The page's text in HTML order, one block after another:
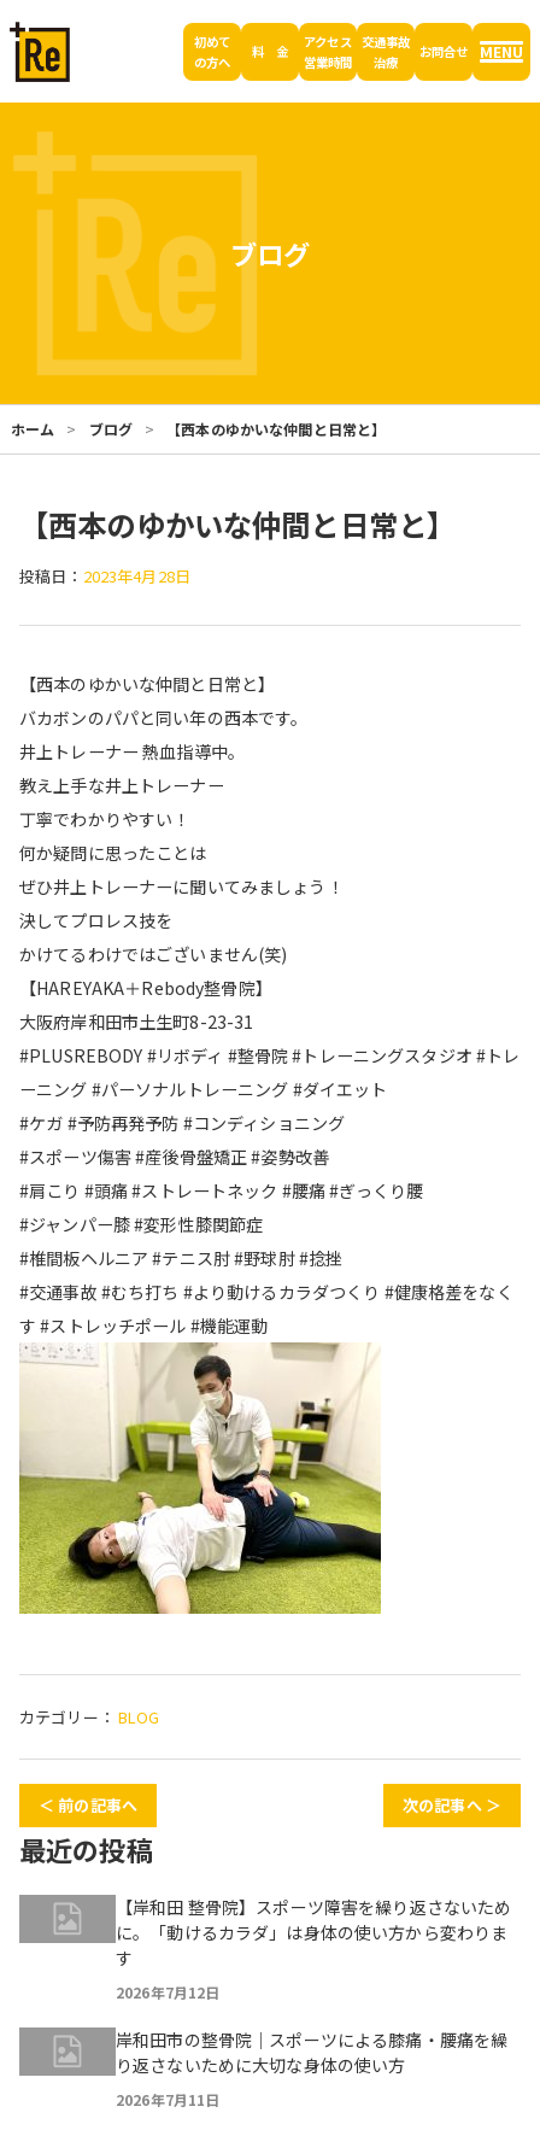
初めて
の方へ
料 金
アクセス
営業時間
交通事故
治療
お問合せ MENU
ブログ
ホーム ブログ 【西本のゆかいな仲間と日常と】
【西本のゆかいな仲間と日常と】
投稿日： 2023年4月28日
【西本のゆかいな仲間と日常と】
バカボンのパパと同い年の西本です。
井上トレーナー 熱血指導中。
教え上手な井上トレーナー
丁寧でわかりやすい！
何か疑問に思ったことは
ぜひ井上トレーナーに聞いてみましょう！
決してプロレス技を
かけてるわけではございません(笑)
【HAREYAKA＋Rebody整骨院】
大阪府岸和田市土生町8-23-31
#PLUSREBODY #リボディ #整骨院 #トレーニングスタジオ #トレ
ーニング #パーソナルトレーニング #ダイエット
#ケガ #予防再発予防 #コンディショニング
#スポーツ傷害 #産後骨盤矯正 #姿勢改善
#肩こり #頭痛 #ストレートネック #腰痛 #ぎっくり腰
#ジャンパー膝 #変形性膝関節症
#椎間板ヘルニア #テニス肘 #野球肘 #捻挫
#交通事故 #むち打ち #より動けるカラダつくり #健康格差をなく
す #ストレッチポール #機能運動
カテゴリー： BLOG
＜ 前の記事へ 次の記事へ ＞
最近の投稿
【岸和田 整骨院】スポーツ障害を繰り返さないため
に。「動けるカラダ」は身体の使い方から変わりま
す
2026年7月12日
岸和田市の整骨院｜スポーツによる膝痛・腰痛を繰
り返さないために大切な身体の使い方
2026年7月11日